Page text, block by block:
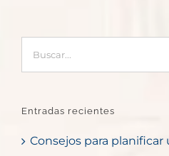
Entradas recientes
Consejos para